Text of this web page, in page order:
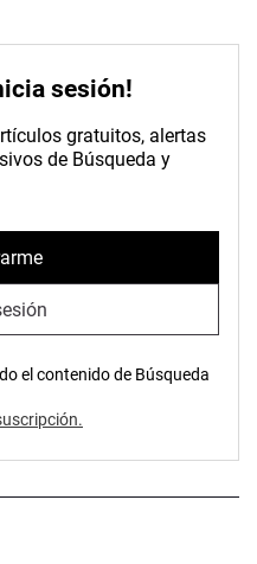
sesión!
gratuitos, alertas
de Búsqueda y
el contenido de Búsqueda